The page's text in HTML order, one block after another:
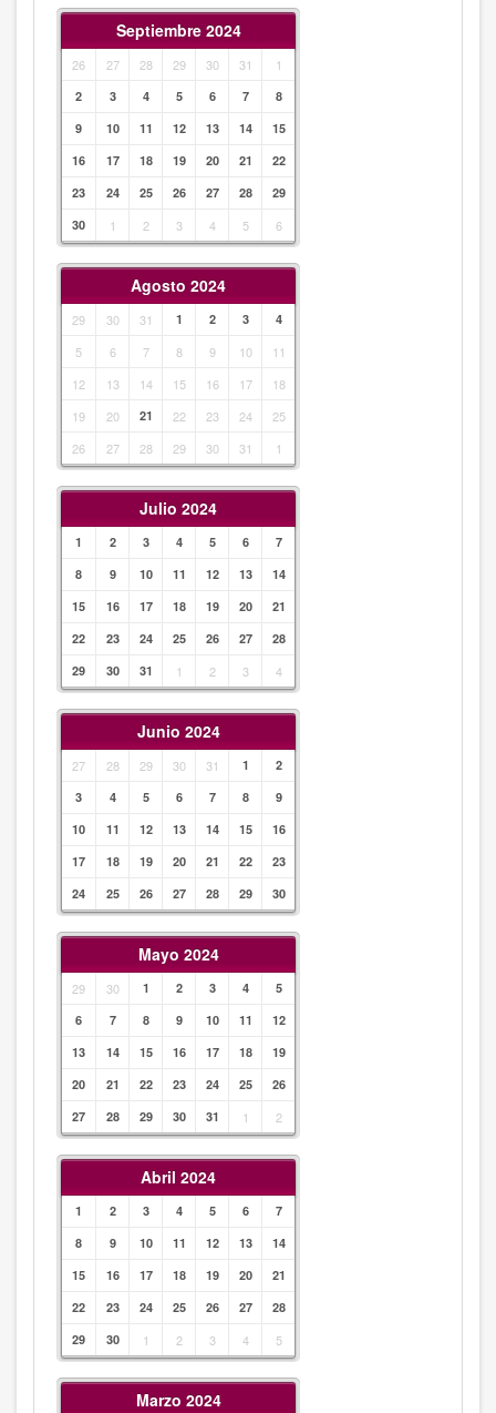
Septiembre 2024
26 27 28 29 30 31 1
2 3 4 5 6 7
8
9
10 11 12 13 14
15
16
17 18 19 20 21
22
23
24 25 26 27 28
29
30
1 2 3 4 5 6
Agosto 2024
29 30 31 1 2 3 4
5 6 7 8 9 10
11
12
13 14 15 16 17
18
19
20 21 22 23 24
25
26
27 28 29 30 31 1
Julio 2024
1 2 3 4 5 6
7
8
9 10 11 12 13
14
15
16 17 18 19 20
21
22
23 24 25 26 27
28
29
30 31 1 2 3 4
Junio 2024
27 28 29 30 31 1
2
3
4 5 6 7 8
9
10
11 12 13 14 15
16
17
18 19 20 21 22
23
24
25 26 27 28 29 30
Mayo 2024
29 30 1 2 3 4
5
6
7 8 9 10 11
12
13
14 15 16 17 18
19
20
21 22 23 24 25
26
27
28 29 30 31 1 2
Abril 2024
1 2 3 4 5 6
7
8
9 10 11 12 13
14
15
16 17 18 19 20
21
22
23 24 25 26 27
28
29
30 1 2 3 4 5
Marzo 2024